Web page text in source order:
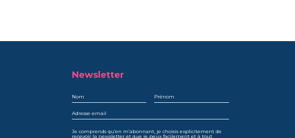
Newsletter
Je comprends qu’en m’abonnant, je choisis explicitement de
recevoir la newsletter et que je peux facilement et à tout